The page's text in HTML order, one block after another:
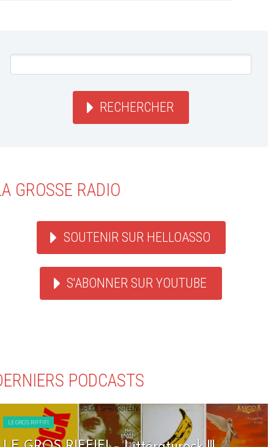
RECHERCHER
GROSSE RADIO
SOUTENIR SUR HELLOASSO
S'ABONNER SUR YOUTUBE
PODCASTS
LE GROS RIFFIFI